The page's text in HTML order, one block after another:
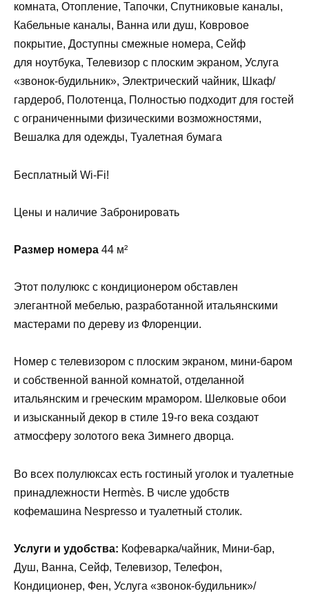
комната, Отопление, Тапочки, Спутниковые каналы,
Кабельные каналы, Ванна или душ, Ковровое
покрытие, Доступны смежные номера, Сейф
для ноутбука, Телевизор с плоским экраном, Услуга
«звонок-будильник», Электрический чайник, Шкаф/
гардероб, Полотенца, Полностью подходит для гостей
с ограниченными физическими возможностями,
Вешалка для одежды, Туалетная бумага
Бесплатный Wi-Fi!
Цены и наличие Забронировать
Размер номера 44 м²
Этот полулюкс с кондиционером обставлен
элегантной мебелью, разработанной итальянскими
мастерами по дереву из Флоренции.
Номер с телевизором с плоским экраном, мини-баром
и собственной ванной комнатой, отделанной
итальянским и греческим мрамором. Шелковые обои
и изысканный декор в стиле 19-го века создают
атмосферу золотого века Зимнего дворца.
Во всех полулюксах есть гостиный уголок и туалетные
принадлежности Hermès. В числе удобств
кофемашина Nespresso и туалетный столик.
Услуги и удобства: Кофеварка/чайник, Мини-бар,
Душ, Ванна, Сейф, Телевизор, Телефон,
Кондиционер, Фен, Услуга «звонок-будильник»/